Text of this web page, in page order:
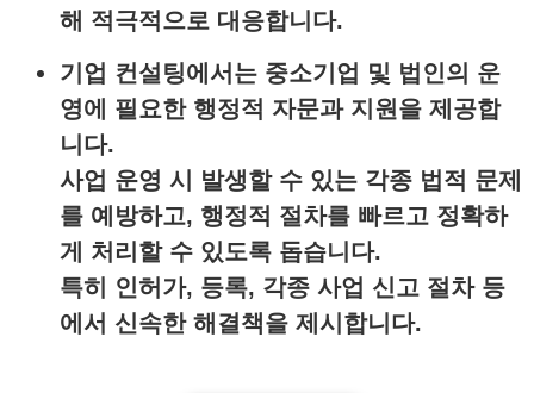
해 적극적으로 대응합니다.
기업 컨설팅에서는 중소기업 및 법인의 운
영에 필요한 행정적 자문과 지원을 제공합
니다.
사업 운영 시 발생할 수 있는 각종 법적 문제
를 예방하고, 행정적 절차를 빠르고 정확하
게 처리할 수 있도록 돕습니다.
특히 인허가, 등록, 각종 사업 신고 절차 등
에서 신속한 해결책을 제시합니다.